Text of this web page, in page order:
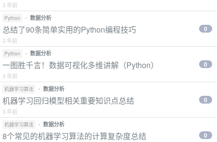
3 年前
Python • 数据分析
总结了90条简单实用的Python编程技巧
3 年前
0
Python • 数据分析
一图胜千言！数据可视化多维讲解（Python）
3 年前
0
机器学习算法 • 数据分析
机器学习回归模型相关重要知识点总结
3 年前
0
机器学习算法 • 数据分析
8个常见的机器学习算法的计算复杂度总结 0